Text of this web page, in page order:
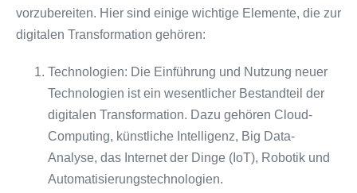
vorzubereiten. Hier sind einige wichtige Elemente, die zur
digitalen Transformation gehören:
Technologien: Die Einführung und Nutzung neuer
Technologien ist ein wesentlicher Bestandteil der
digitalen Transformation. Dazu gehören Cloud-
Computing, künstliche Intelligenz, Big Data-
Analyse, das Internet der Dinge (IoT), Robotik und
Automatisierungstechnologien.